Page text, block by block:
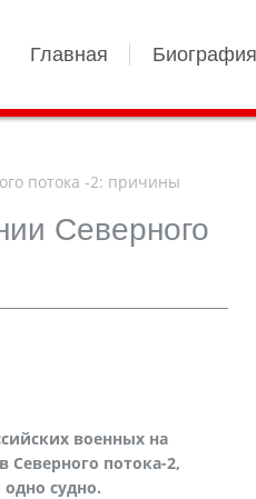
Главная Биография
потока -2: причины
Северного
военных на
Северного потока-2,
судно.